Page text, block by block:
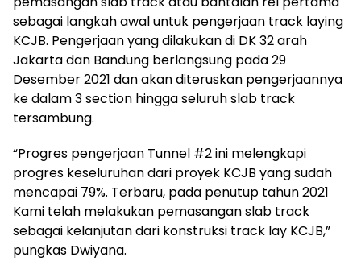
sebagai langkah awal untuk pengerjaan track laying
KCJB. Pengerjaan yang dilakukan di DK 32 arah
Jakarta dan Bandung berlangsung pada 29
Desember 2021 dan akan diteruskan pengerjaannya
ke dalam 3 section hingga seluruh slab track
tersambung.
“Progres pengerjaan Tunnel #2 ini melengkapi
progres keseluruhan dari proyek KCJB yang sudah
mencapai 79%. Terbaru, pada penutup tahun 2021
Kami telah melakukan pemasangan slab track
sebagai kelanjutan dari konstruksi track lay KCJB,”
pungkas Dwiyana.